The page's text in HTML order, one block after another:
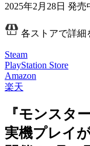
2025年2月28日 発売
各ストアで詳細
Steam
PlayStation Store
Amazon
楽天
『モンスタ
実機プレイ